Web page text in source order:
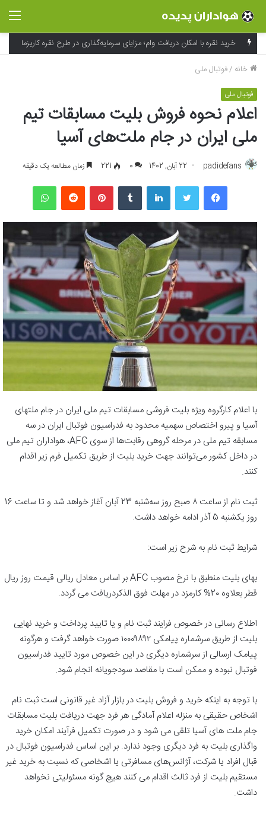
خرید نقره با امکان دریافت وام؛ مزایای سرمایه‌گذاری در طرح نقره کاریزما
خانه /فوتبال ملی
فوتبال ملی
اعلام نحوه فروش بلیت مسابقات تیم
ملی ایران در جام ملت‌های آسیا
padidefans 22 آبان, 1402 0
221 زمان مطالعه یک دقیقه
فیسبوک لینکداین پینتریست
با اعلام کارگروه ویژه بلیت فروشی مسابقات تیم ملی ایران در جام ملتهای
آسیا و پیرو اختصاص سهمیه محدود به فدراسیون فوتبال ایران در سه
مسابقه تیم ملی در مرحله گروهی رقابت‌ها از سوی AFC، هواداران تیم ملی
در داخل کشور می‌توانند جهت خرید بلیت از طریق تکمیل فرم زیر اقدام
کنند.
ثبت نام از ساعت ٨ صبح روز سه‌شنبه 23 آبان آغاز خواهد شد و تا ساعت 16
روز یکشنبه 5 آذر ادامه خواهد داشت.
شرایط ثبت نام به شرح زیر است:
بهای بلیت منطبق با نرخ مصوب AFC بر اساس معادل ریالی قیمت روز ریال
قطر بعلاوه 2٠% کارمزد در مهلت فوق الذکردریافت می گردد.
اطلاع رسانی در خصوص فرایند ثبت نام و یا تایید پرداخت و خرید نهایی
بلیت از طریق سرشماره پیامکی ١٠٠٠٩٨٩٢ صورت خواهد گرفت و هرگونه
پیامک ارسالی از سرشماره دیگری در این خصوص مورد تایید فدراسیون
فوتبال نبوده و ممکن است با مقاصد سودجویانه انجام شود.
با توجه به اینکه خرید و فروش بلیت در بازار آزاد غیر قانونی است ثبت نام
اشخاص حقیقی به منزله اعلام آمادگی هر فرد جهت دریافت بلیت مسابقات
جام ملت های آسیا تلقی می شود و در صورت تکمیل فرآیند امکان خرید
واگذاری بلیت به فرد دیگری وجود ندارد. بر این اساس فدراسیون فوتبال در
قبال افراد یا شرکت، آژانس‌های مسافرتی یا اشخاصی که نسبت به خرید غیر
مستقیم بلیت از فرد ثالث اقدام می کنند هیچ گونه مسئولیتی نخواهد
داشت.